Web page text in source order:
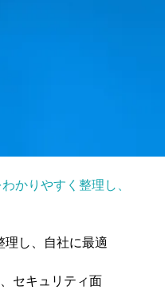
かりやすく整理し、
し、自社に最適
セキュリティ面